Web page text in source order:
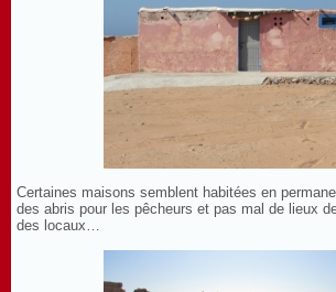
Certaines maisons semblent habitées en
des abris pour les pêcheurs et pas mal de lieux
des locaux…